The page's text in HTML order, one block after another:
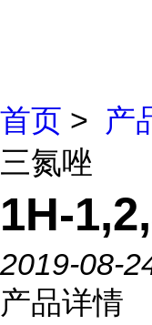
首页 > 产
三氮唑
1H-
2019-08-
产品详情